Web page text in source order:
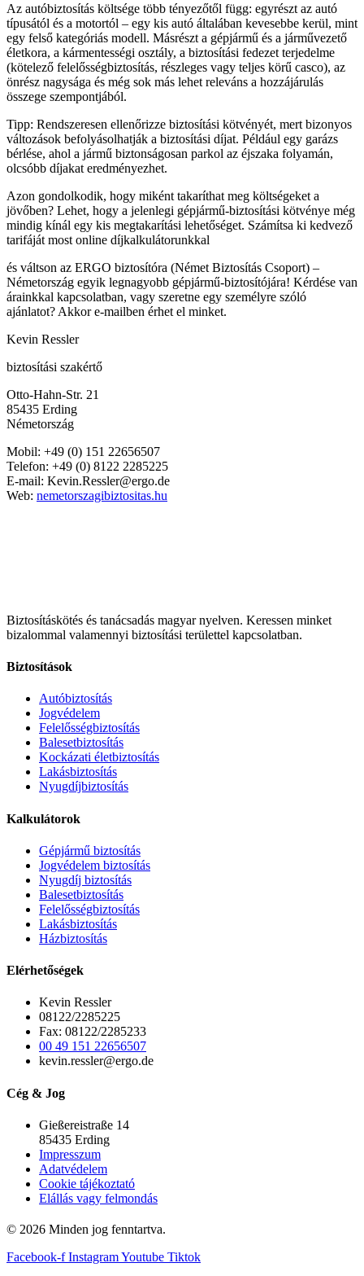
Az autóbiztosítás költsége több tényezőtől függ: egyrészt az autó
típusától és a motortól – egy kis autó általában kevesebbe kerül, mint
egy felső kategóriás modell. Másrészt a gépjármű és a járművezető
életkora, a kármentességi osztály, a biztosítási fedezet terjedelme
(kötelező felelősségbiztosítás, részleges vagy teljes körű casco), az
önrész nagysága és még sok más lehet releváns a hozzájárulás
összege szempontjából.
Tipp: Rendszeresen ellenőrizze biztosítási kötvényét, mert bizonyos
változások befolyásolhatják a biztosítási díjat. Például egy garázs
bérlése, ahol a jármű biztonságosan parkol az éjszaka folyamán,
olcsóbb díjakat eredményezhet.
Azon gondolkodik, hogy miként takaríthat meg költségeket a
jövőben? Lehet, hogy a jelenlegi gépjármű-biztosítási kötvénye még
mindig kínál egy kis megtakarítási lehetőséget. Számítsa ki kedvező
tarifáját most online díjkalkulátorunkkal
és váltson az ERGO biztosítóra (Német Biztosítás Csoport) –
Németország egyik legnagyobb gépjármű-biztosítójára! Kérdése van
árainkkal kapcsolatban, vagy szeretne egy személyre szóló
ajánlatot? Akkor e-mailben érhet el minket.
Kevin Ressler
biztosítási szakértő
Otto-Hahn-Str. 21
85435 Erding
Németország
Mobil: +49 (0) 151 22656507
Telefon: +49 (0) 8122 2285225
E-mail: Kevin.Ressler@ergo.de
Web: nemetorszagibiztositas.hu
Biztosításkötés és tanácsadás magyar nyelven. Keressen minket
bizalommal valamennyi biztosítási területtel kapcsolatban.
Biztosítások
Autóbiztosítás
Jogvédelem
Felelősségbiztosítás
Balesetbiztosítás
Kockázati életbiztosítás
Lakásbiztosítás
Nyugdíjbiztosítás
Kalkulátorok
Gépjármű biztosítás
Jogvédelem biztosítás
Nyugdíj biztosítás
Balesetbiztosítás
Felelősségbiztosítás
Lakásbiztosítás
Házbiztosítás
Elérhetőségek
Kevin Ressler
08122/2285225
Fax: 08122/2285233
00 49 151 22656507
kevin.ressler@ergo.de
Cég & Jog
Gießereistraße 14
85435 Erding
Impresszum
Adatvédelem
Cookie tájékoztató
Elállás vagy felmondás
© 2026 Minden jog fenntartva.
Facebook-f InstagramYoutube Tiktok